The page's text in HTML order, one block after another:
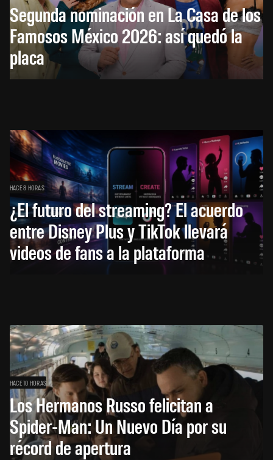
Segunda nominación en La Casa de los
Famosos México 2026: así quedó la
placa
HACE 8 HORAS
¿El futuro del streaming? El acuerdo
entre Disney Plus y TikTok llevará
videos de fans a la plataforma
HACE 10 HORAS
Los Hermanos Russo felicitan a
Spider-Man: Un Nuevo Día por su
récord de apertura